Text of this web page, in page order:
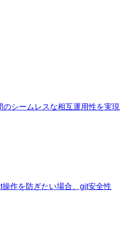
シームレスな相互運用性を実現
作を防ぎたい場合、git安全性